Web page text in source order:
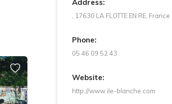
Address:
, 17630 LA FLOTTE EN RE, France
Phone:
05 46 09 52 43
Website:
http://www.ile-blanche.com